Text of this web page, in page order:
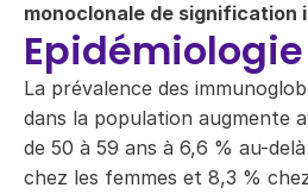
monoclonale de signification
Epidémiologie
La prévalence des
dans la population augmente
de 50 à 59 ans à 6,6 % au-
chez les femmes et 8,3 %